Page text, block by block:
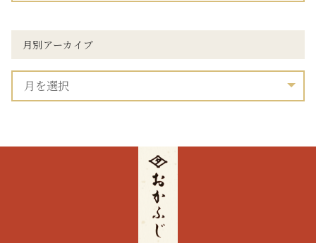
月別アーカイブ